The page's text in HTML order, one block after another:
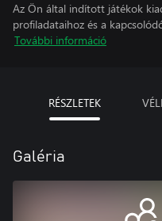
Az Ön által indított játékok
profiladataihoz és a
További információ
RÉSZLETEK
Galéria